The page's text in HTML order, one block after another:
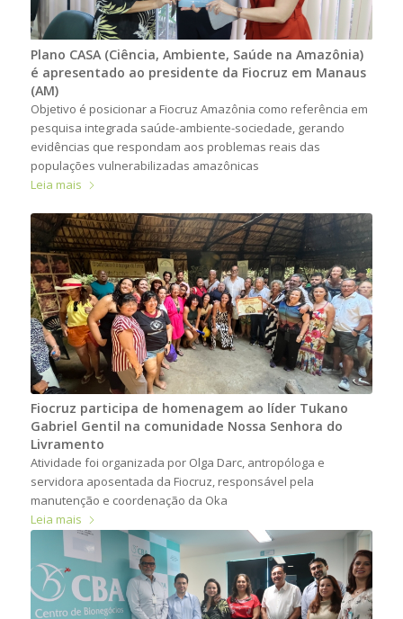
Plano CASA (Ciência, Ambiente, Saúde na Amazônia)
é apresentado ao presidente da Fiocruz em Manaus
(AM)
Objetivo é posicionar a Fiocruz Amazônia como referência em
pesquisa integrada saúde-ambiente-sociedade, gerando
evidências que respondam aos problemas reais das
populações vulnerabilizadas amazônicas
Leia mais
Fiocruz participa de homenagem ao líder Tukano
Gabriel Gentil na comunidade Nossa Senhora do
Livramento
Atividade foi organizada por Olga Darc, antropóloga e
servidora aposentada da Fiocruz, responsável pela
manutenção e coordenação da Oka
Leia mais